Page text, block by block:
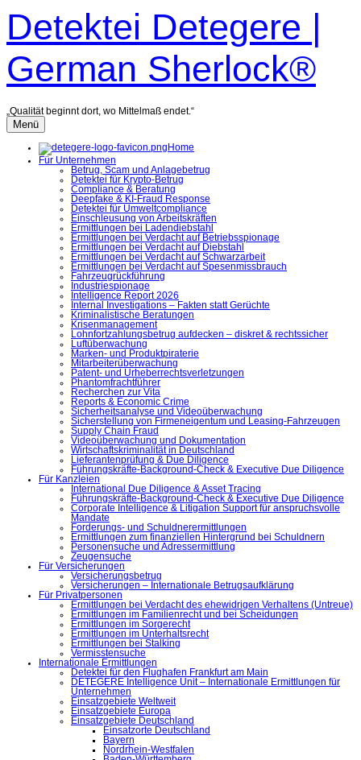
Inhalt
überspringen
Detektei Detegere |
German Sherlock®
„Qualität beginnt dort, wo Mittelmaß endet.“
Menü
Home
Für Unternehmen
Betrug, Scam und Anlagebetrug
Detektei für Krypto-Betrug
Compliance & Beratung
Deepfake & KI-Fraud Response
Detektei für Umweltcompliance
Einschleusung von Arbeitskräften
Ermittlungen bei Ladendiebstahl
Ermittlungen bei Verdacht auf Betriebsspionage
Ermittlungen bei Verdacht auf Diebstahl
Ermittlungen bei Verdacht auf Schwarzarbeit
Ermittlungen bei Verdacht auf Spesenmissbrauch
Fahrzeugrückführung
Industriespionage
Intelligence Report 2026
Internal Investigations – Fakten statt Gerüchte
Kriminalistische Beratungen
Krisenmanagement
Lohnfortzahlungsbetrug aufdecken – diskret & rechtssicher
Luftüberwachung
Marken- und Produktpiraterie
Mitarbeiterüberwachung
Patent- und Urheberrechtsverletzungen
Phantomfrachtführer
Recherchen zur Vita
Reports & Economic Crime
Sicherheitsanalyse und Videoüberwachung
Sicherstellung von Firmeneigentum und Leasing-Fahrzeugen
Supply Chain Fraud
Videoüberwachung und Dokumentation
Wirtschaftskriminalität in Deutschland
Lieferantenprüfung & Due Diligence
Führungskräfte-Background-Check & Executive Due Diligence
Für Kanzleien
International Due Diligence & Asset Tracing
Führungskräfte-Background-Check & Executive Due Diligence
Corporate Intelligence & Litigation Support für anspruchsvolle
Mandate
Forderungs- und Schuldnerermittlungen
Ermittlungen zum finanziellen Hintergrund bei Schuldnern
Personensuche und Adressermittlung
Zeugensuche
Für Versicherungen
Versicherungsbetrug
Versicherungen – Internationale Betrugsaufklärung
Für Privatpersonen
Ermittlungen bei Verdacht des ehewidrigen Verhaltens (Untreue)
Ermittlungen im Familienrecht und bei Scheidungen
Ermittlungen im Sorgerecht
Ermittlungen im Unterhaltsrecht
Ermittlungen bei Stalking
Vermisstensuche
Internationale Ermittlungen
Detektei für den Flughafen Frankfurt am Main
DETEGERE Intelligence Unit – Internationale Ermittlungen für
Unternehmen
Einsatzgebiete Weltweit
Einsatzgebiete Europa
Einsatzgebiete Deutschland
Einsatzorte Deutschland
Bayern
Nordrhein-Westfalen